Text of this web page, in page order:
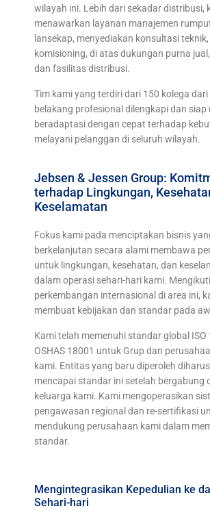
wilayah ini. Lebih dari sekadar distribusi,
menawarkan layanan manajemen
lansekap, menyediakan konsultasi
komisioning, di atas dukungan purna
dan fasilitas distribusi.
Tim kami yang terdiri dari 150 kolega
belakang profesional dilengkapi dan siap
beradaptasi dengan cepat terhadap
melayani pelanggan di seluruh wilayah.
Jebsen & Jessen Group:
terhadap Lingkungan,
Keselamatan
Fokus kami pada menciptakan bisnis
berkelanjutan secara alami membawa
untuk lingkungan, kesehatan, dan
dalam operasi sehari-hari kami. Mengikuti
perkembangan internasional di area ini,
membuat kebijakan dan standar pada
Kami telah memenuhi standar global ISO
OSHAS 18001 untuk Grup dan
kami. Entitas yang baru diperoleh
mencapai standar ini setelah bergabung
keluarga kami. Kami mengoperasikan
pengawasan regional dan re-sertifikasi
mendukung perusahaan kami dalam
standar.
Mengintegrasikan Kepedulian ke
Sehari-hari